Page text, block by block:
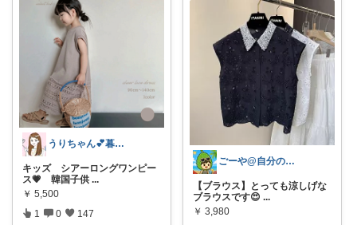
うりちゃん💕暮らし🏡キッズ👶ママ
キッズ シアーロングワンピー
ス💗 韓国子供 ...
￥ 5,500
1 0 147
ごーや@自分の機嫌は自分でとる人🌻
【ブラウス】とっても涼しげな
ブラウスです😍 ...
￥ 3,980